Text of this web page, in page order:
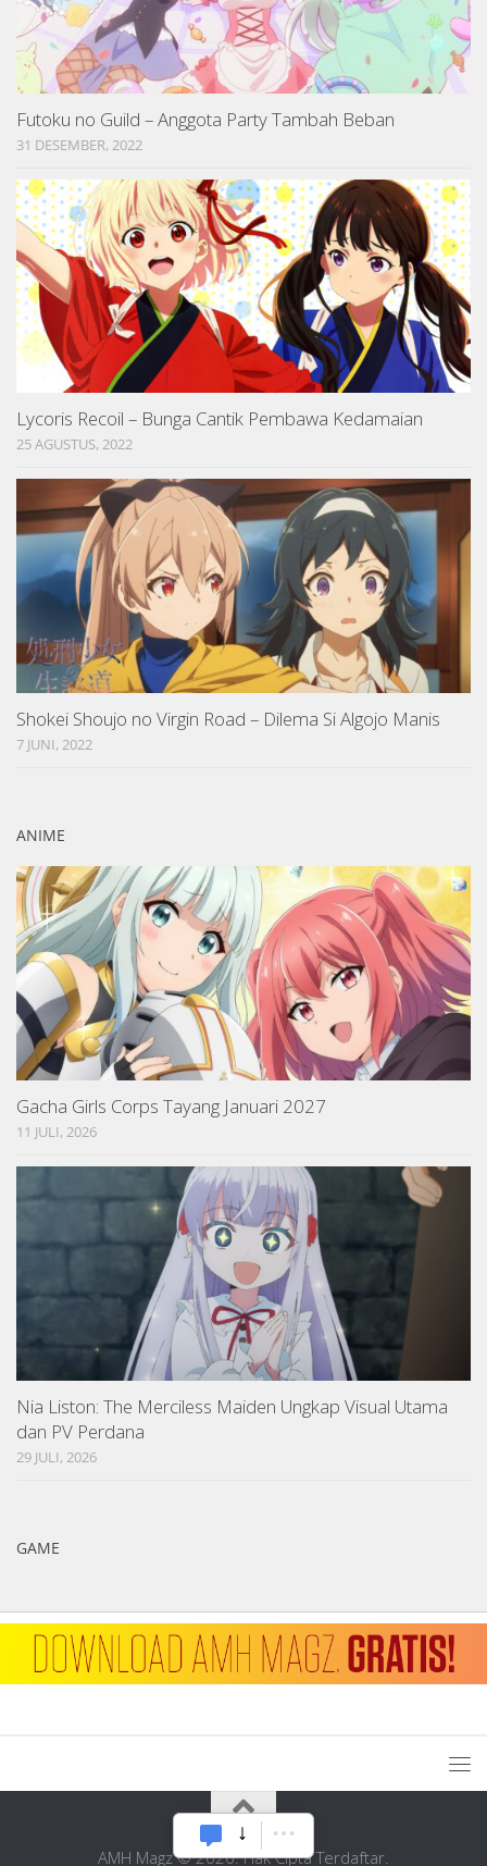
Futoku no Guild – Anggota Party Tambah Beban
31 DESEMBER, 2022
Lycoris Recoil – Bunga Cantik Pembawa Kedamaian
25 AGUSTUS, 2022
Shokei Shoujo no Virgin Road – Dilema Si Algojo Manis
7 JUNI, 2022
ANIME
Gacha Girls Corps Tayang Januari 2027
11 JULI, 2026
Nia Liston: The Merciless Maiden Ungkap Visual Utama
dan PV Perdana
29 JULI, 2026
GAME
AMH Magz © 2026. Hak Cipta Terdaftar.